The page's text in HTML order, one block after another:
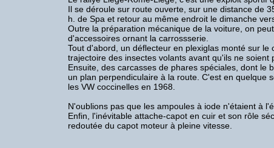
Il se déroule sur route ouverte, sur une distance de
h. de Spa et retour au même endroit le dimanche
Outre la préparation mécanique de la voiture, on
d'accessoires ornant la carrossserie.
Tout d'abord, un déflecteur en plexiglas monté sur le
trajectoire des insectes volants avant qu'ils ne soient
Ensuite, des carcasses de phares spéciales, dont le
un plan perpendiculaire à la route. C'est en quelque
les VW coccinelles en 1968.
N'oublions pas que les ampoules à iode n'étaient à
Enfin, l'inévitable attache-capot en cuir et son rôle
redoutée du capot moteur à pleine vitesse.